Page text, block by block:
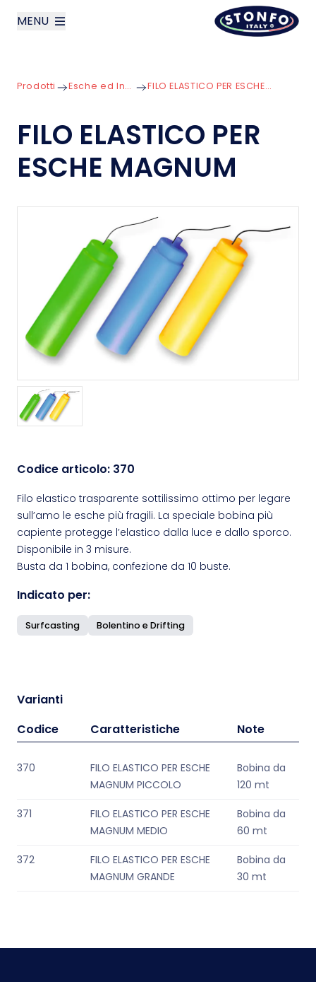
MENU
Prodotti
News
Prodotti Esche ed Innesco FILO ELASTICO PER ESCHE MAGNUM
FILO ELASTICO PER
ESCHE MAGNUM
Codice articolo: 370
Filo elastico trasparente sottilissimo ottimo per legare
sull’amo le esche più fragili. La speciale bobina più
capiente protegge l’elastico dalla luce e dallo sporco.
Disponibile in 3 misure.
Busta da 1 bobina, confezione da 10 buste.
Indicato per:
Surfcasting Bolentino e Drifting
Varianti
Codice
Caratteristiche Note
370
FILO ELASTICO PER ESCHE
MAGNUM PICCOLO
Bobina da
120 mt
371
FILO ELASTICO PER ESCHE
MAGNUM MEDIO
Bobina da
60 mt
372
FILO ELASTICO PER ESCHE
MAGNUM GRANDE
Bobina da
30 mt